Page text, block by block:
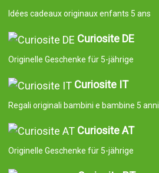
Idées cadeaux originaux enfants 5 ans
Curiosite DE
Originelle Geschenke für 5-jährige
Curiosite IT
Regali originali bambini e bambine 5 anni
Curiosite AT
Originelle Geschenke für 5-jährige